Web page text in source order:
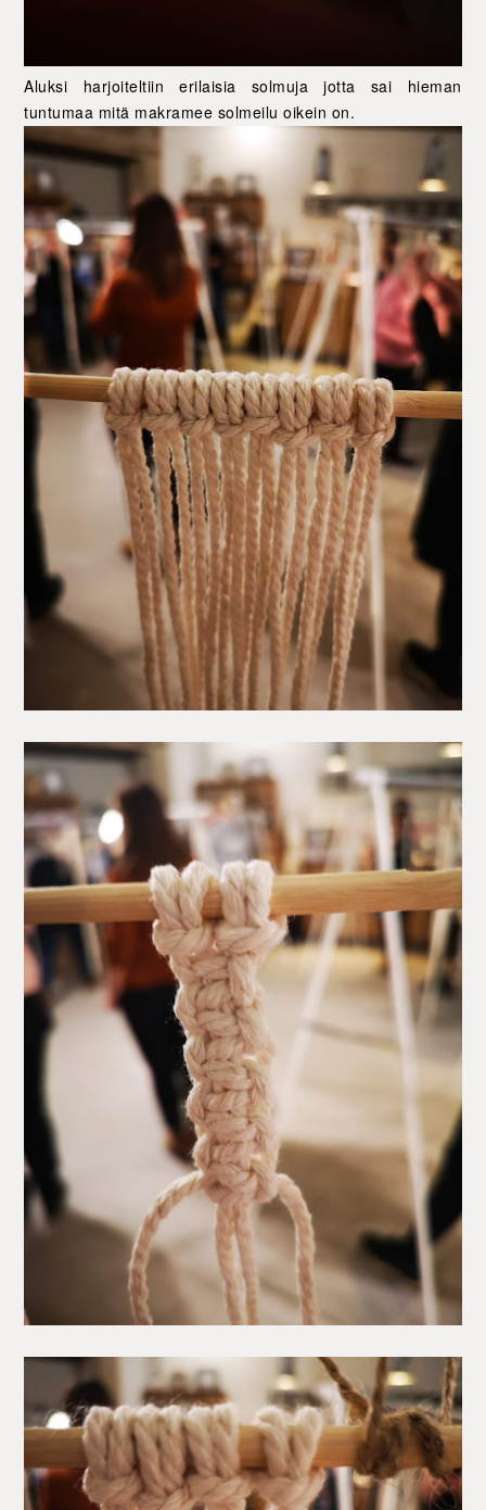
Aluksi harjoiteltiin erilaisia solmuja jotta sai hieman
tuntumaa mitä makramee solmeilu oikein on.